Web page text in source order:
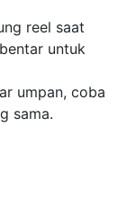
reel saat
untuk
umpan, coba
sama.